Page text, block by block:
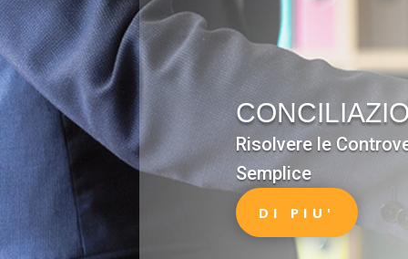
Risolvere le
Semplice
DI PIU'